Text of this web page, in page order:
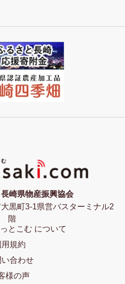
崎県物産振興協会
黒町3-1県営バスターミナル2
階
とこむ について
規約
い合わせ
様の声